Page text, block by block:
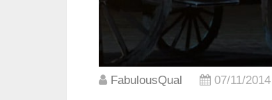
FabulousQual 07/11/2014